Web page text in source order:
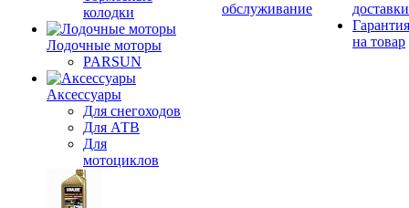
колодки
Лодочные моторы
PARSUN
Аксессуары
Для снегоходов
Для АТВ
Для
мотоциклов
обслуживание
доставки
Гарантия
на товар